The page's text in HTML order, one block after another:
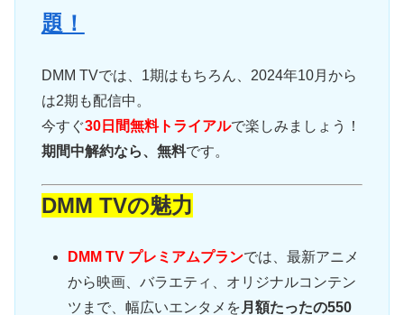
題！
DMM TVでは、1期はもちろん、2024年10月から
は2期も配信中。
今すぐ30日間無料トライアルで楽しみましょう！
期間中解約なら、無料です。
DMM TVの魅力
DMM TV プレミアムプランでは、最新アニメ
から映画、バラエティ、オリジナルコンテン
ツまで、幅広いエンタメを 月額たったの550